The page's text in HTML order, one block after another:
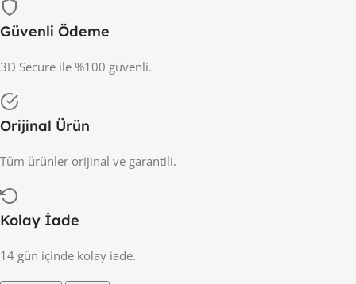
Güvenli Ödeme
3D Secure ile %100 güvenli.
Orijinal Ürün
Tüm ürünler orijinal ve garantili.
Kolay İade
14 gün içinde kolay iade.